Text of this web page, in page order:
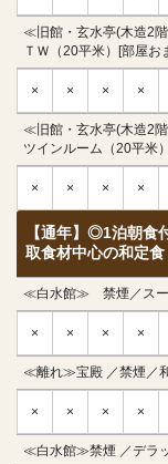
≪旧館・玄水亭(木造2
ＴＷ（20平米）[部屋
× × × ×
≪旧館・玄水亭(木造2
ツインルーム（20平米
× × × ×
【通年】◎1泊朝食
取食材中心の和定
≪白水館≫ 禁煙／スー
× × × ×
≪離れ≫宝殿 ／禁煙／
× × × ×
≪白水館≫禁煙 ／デラ